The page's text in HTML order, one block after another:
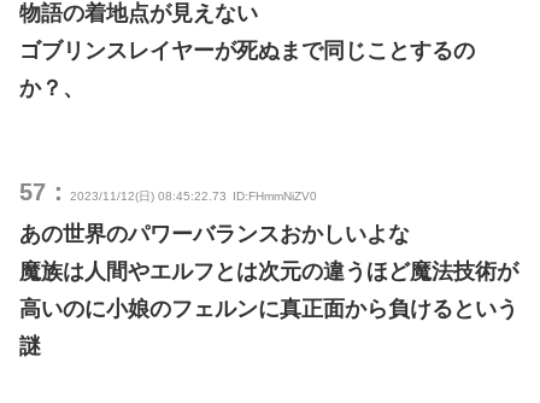
物語の着地点が見えない
ゴブリンスレイヤーが死ぬまで同じことするの
か？、
57： 2023/11/12(日) 08:45:22.73 ID:FHmmNiZV0
あの世界のパワーバランスおかしいよな
魔族は人間やエルフとは次元の違うほど魔法技術が
高いのに小娘のフェルンに真正面から負けるという
謎